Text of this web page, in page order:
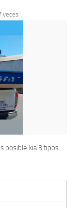
veces
posible kia 3 tipos